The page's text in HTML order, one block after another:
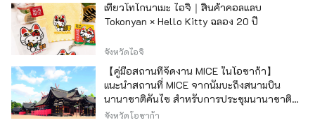
เที่ยวโทโกนาเมะ ไอจิ｜สินค้าคอลแลบ
Tokonyan × Hello Kitty ฉลอง 20 ปี
จังหวัดไอจิ
【คู่มือสถานที่จัดงาน MICE ในโอซาก้า】
แนะนำสถานที่ MICE จากนัมบะถึงสนามบิน
นานาชาติคันไซ สำหรับการประชุมนานาชาติ
และกิจกรรมองค์กร
จังหวัดโอซาก้า